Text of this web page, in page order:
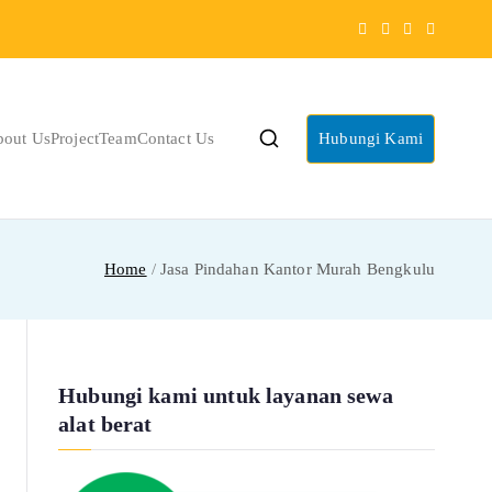
UsProjectTeamContact Us Hubungi Kami
Home Jasa Pindahan Kantor Murah Bengkulu
Hubungi kami untuk layanan sewa
alat berat